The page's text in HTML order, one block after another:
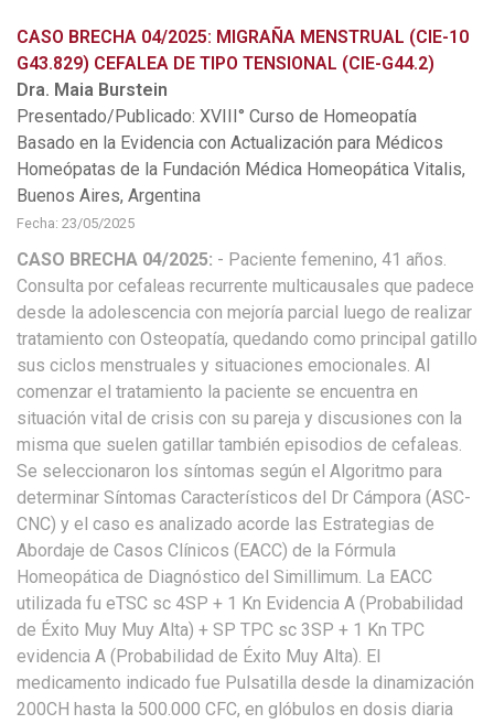
CASO BRECHA 04/2025: MIGRAÑA MENSTRUAL (CIE-10
G43.829) CEFALEA DE TIPO TENSIONAL (CIE-G44.2)
Dra. Maia Burstein
Presentado/Publicado: XVIII° Curso de Homeopatía
Basado en la Evidencia con Actualización para Médicos
Homeópatas de la Fundación Médica Homeopática Vitalis,
Buenos Aires, Argentina
Fecha: 23/05/2025
CASO BRECHA 04/2025: - Paciente femenino, 41 años.
Consulta por cefaleas recurrente multicausales que padece
desde la adolescencia con mejoría parcial luego de realizar
tratamiento con Osteopatía, quedando como principal gatillo
sus ciclos menstruales y situaciones emocionales. Al
comenzar el tratamiento la paciente se encuentra en
situación vital de crisis con su pareja y discusiones con la
misma que suelen gatillar también episodios de cefaleas.
Se seleccionaron los síntomas según el Algoritmo para
determinar Síntomas Característicos del Dr Cámpora (ASC-
CNC) y el caso es analizado acorde las Estrategias de
Abordaje de Casos Clínicos (EACC) de la Fórmula
Homeopática de Diagnóstico del Simillimum. La EACC
utilizada fu eTSC sc 4SP + 1 Kn Evidencia A (Probabilidad
de Éxito Muy Muy Alta) + SP TPC sc 3SP + 1 Kn TPC
evidencia A (Probabilidad de Éxito Muy Alta). El
medicamento indicado fue Pulsatilla desde la dinamización
200CH hasta la 500.000 CFC, en glóbulos en dosis diaria